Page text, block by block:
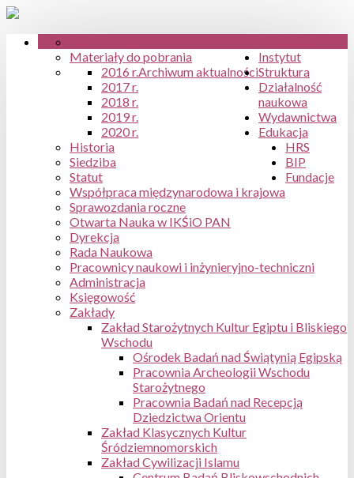
Materiały do pobrania
Archiwum aktualności
2016 r.
2017 r.
2018 r.
2019 r.
2020 r.
Instytut
Historia
Siedziba
Statut
Współpraca międzynarodowa i krajowa
Sprawozdania roczne
Otwarta Nauka w IKŚiO PAN
Struktura
Dyrekcja
Rada Naukowa
Pracownicy naukowi i inżynieryjno-techniczni
Administracja
Księgowość
Zakłady
Zakład Starożytnych Kultur Egiptu i Bliskiego
Wschodu
Ośrodek Badań nad Świątynią Egipską
Pracownia Archeologii Wschodu
Starożytnego
Pracownia Badań nad Recepcją
Dziedzictwa Orientu
Zakład Klasycznych Kultur
Śródziemnomorskich
Zakład Cywilizacji Islamu
Działalność
naukowa
Wydawnictwa
Edukacja
HRS
BIP
Fundacje